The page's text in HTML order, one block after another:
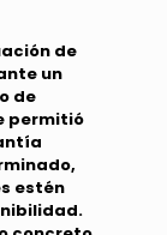
de
un
de
permitió
estén